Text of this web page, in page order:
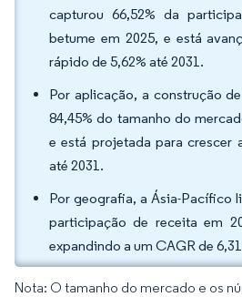
capturou 66,52% da
betume em 2025, e está
rápido de 5,62% até 2031.
Por aplicação, a construção
84,45% do tamanho do
e está projetada para crescer
até 2031.
Por geografia, a Ásia-Pacífico
participação de receita em
expandindo a um CAGR de
Nota: O tamanho do mercado e os